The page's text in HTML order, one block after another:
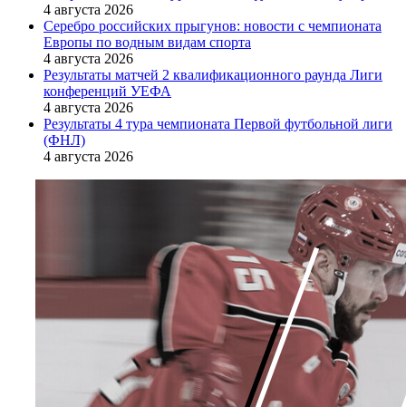
4 августа 2026
Серебро российских прыгунов: новости с чемпионата
Европы по водным видам спорта
4 августа 2026
Результаты матчей 2 квалификационного раунда Лиги
конференций УЕФА
4 августа 2026
Результаты 4 тура чемпионата Первой футбольной лиги
(ФНЛ)
4 августа 2026